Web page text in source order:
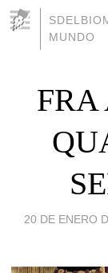
MUNDO
FRA
20 DE ENERO